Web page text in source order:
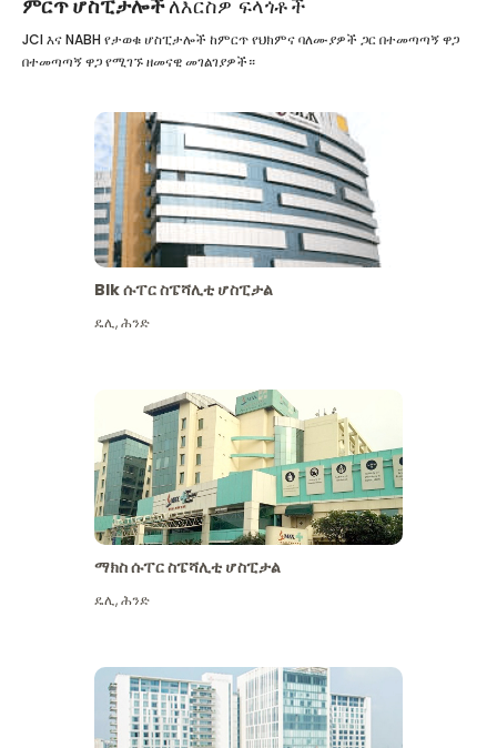
ምርጥ ሆስፒታሎችለእርስዎ ፍላጎቶች
JCI እና NABH የታወቁ ሆስፒታሎች ከምርጥ የህክምና ባለሙያዎች ጋር በተመጣጣኝ ዋጋ
በተመጣጣኝ ዋጋ የሚገኙ ዘመናዊ መገልገያዎች።
Blk ሱፐር ስፔሻሊቲ ሆስፒታል
ዴሊ,ሕንድ
ማክስ ሱፐር ስፔሻሊቲ ሆስፒታል
ዴሊ,ሕንድ